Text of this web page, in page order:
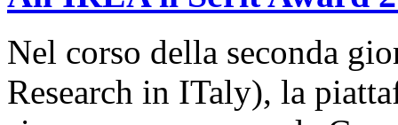
Nel corso della seconda
Research in ITaly), la